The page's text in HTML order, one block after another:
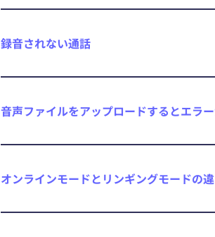
録音されない通話
音声ファイルをアップロードするとエラ
オンラインモードとリンギングモードの